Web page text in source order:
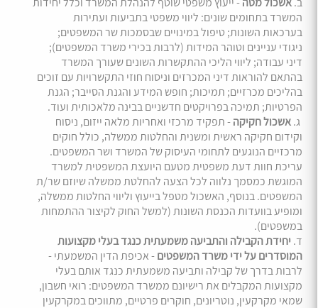
המשרד בתחומים שונים: ליווי משפטי בתביעות ועתירות
בערכאות השונות; טיפול במינויים שבסמכות שר המשפטים;
ניגודי עניינים וטוהר המידות (לרבות בכירי משרד המשפטים);
דיני עבודה; ליווי הליכי ההתקשרות השונים שעורך המשרד
בהתאם להוראות דיני המכרזים וניסוח חוזי התקשרויות עם זוכים
בהליכים מכרזיים; תמיכות; חופש המידע והגנת הסייבר; הגנת
הפרטיות; תמיכה בפרויקטים חדשניים בבינה מלאכותית ועוד.
ג.אשכול חקיקה- תפקיד מרכזי ואחריות מלאה ייזום, ניסוח
וקידום חקיקה ראשית ומשנית והחלטות ממשלה, כולל חוקים
מרכזיים הנוגעים לתחומי העיסוק של המשרד ושר המשפטים.
עריכת חוות דעת משפטית מטעם היועצת המשפטית למשרד
המוגשת כמסמך נלווה לכל הצעה להחלטת ממשלה שיוזם שר/ת
המשפטים. בנוסף, האשכול מטפל בייעוץ וליווי החלטות ממשלה,
ומופיע בוועדות הכנסת השונות (למשל החוק לקיצור ההתמחות
במשפטים).
ד. יחידת הקבילה והתביעה משמעתית כנגד בעלי מקצועות
המוסדרים על ידי משרד המשפטים- אכיפת הדין המשמעתי -
לרבות בדרך של קבילה ותביעה משמעתית כנגד אותם בעלי
מקצועות המקבלים את רישיונם ממשרד המשפטים: רואי חשבון,
שמאי מקרקעין, נוטריונים, חוקרים פרטיים, מתווכים במקרקעין